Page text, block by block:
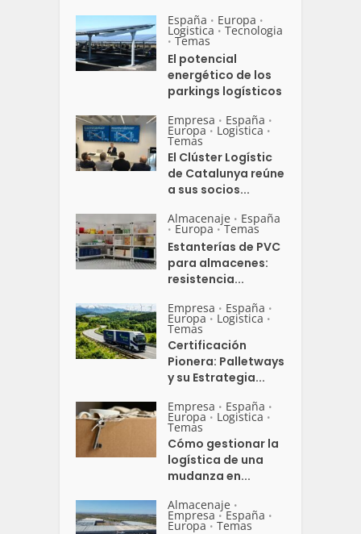
España • Europa •
Logistica • Tecnologia
• Temas
El potencial
energético de los
parkings logísticos
Empresa • España •
Europa • Logistica •
Temas
El Clúster Logístic
de Catalunya reúne
a sus socios...
Almacenaje • España
• Europa • Temas
Estanterías de PVC
para almacenes:
resistencia...
Empresa • España •
Europa • Logistica •
Temas
Certificación
Pionera: Palletways
y su Estrategia...
Empresa • España •
Europa • Logistica •
Temas
Cómo gestionar la
logística de una
mudanza en...
Almacenaje •
Empresa • España •
Europa • Temas